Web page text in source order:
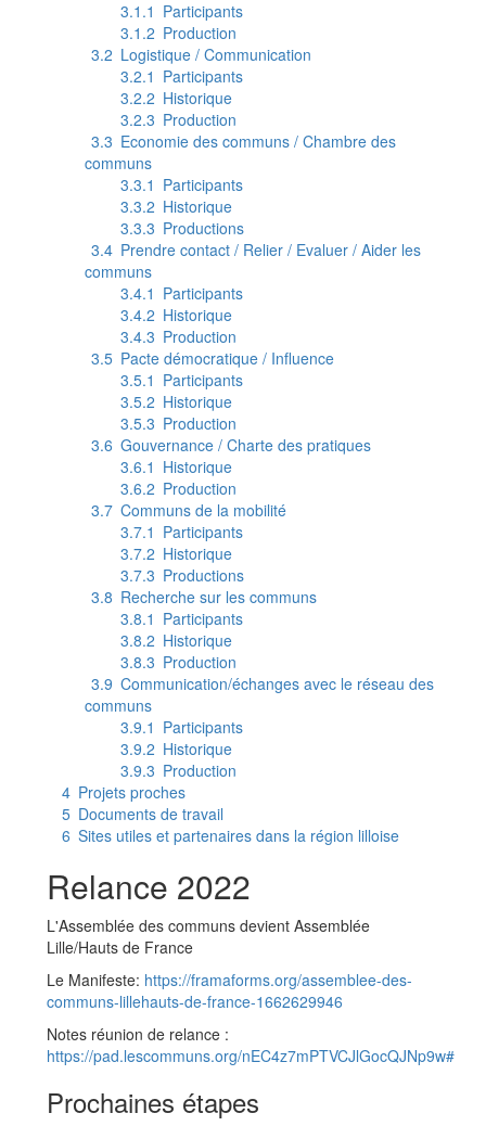
3.1.1 Participants
3.1.2 Production
3.2 Logistique / Communication
3.2.1 Participants
3.2.2 Historique
3.2.3 Production
3.3 Economie des communs / Chambre des
communs
3.3.1 Participants
3.3.2 Historique
3.3.3 Productions
3.4 Prendre contact / Relier / Evaluer / Aider les
communs
3.4.1 Participants
3.4.2 Historique
3.4.3 Production
3.5 Pacte démocratique / Influence
3.5.1 Participants
3.5.2 Historique
3.5.3 Production
3.6 Gouvernance / Charte des pratiques
3.6.1 Historique
3.6.2 Production
3.7 Communs de la mobilité
3.7.1 Participants
3.7.2 Historique
3.7.3 Productions
3.8 Recherche sur les communs
3.8.1 Participants
3.8.2 Historique
3.8.3 Production
3.9 Communication/échanges avec le réseau des
communs
3.9.1 Participants
3.9.2 Historique
3.9.3 Production
4 Projets proches
5 Documents de travail
6 Sites utiles et partenaires dans la région lilloise
Relance 2022
L'Assemblée des communs devient Assemblée
Lille/Hauts de France
Le Manifeste: https://framaforms.org/assemblee-des-
communs-lillehauts-de-france-1662629946
Notes réunion de relance :
https://pad.lescommuns.org/nEC4z7mPTVCJlGocQJNp9w#
Prochaines étapes